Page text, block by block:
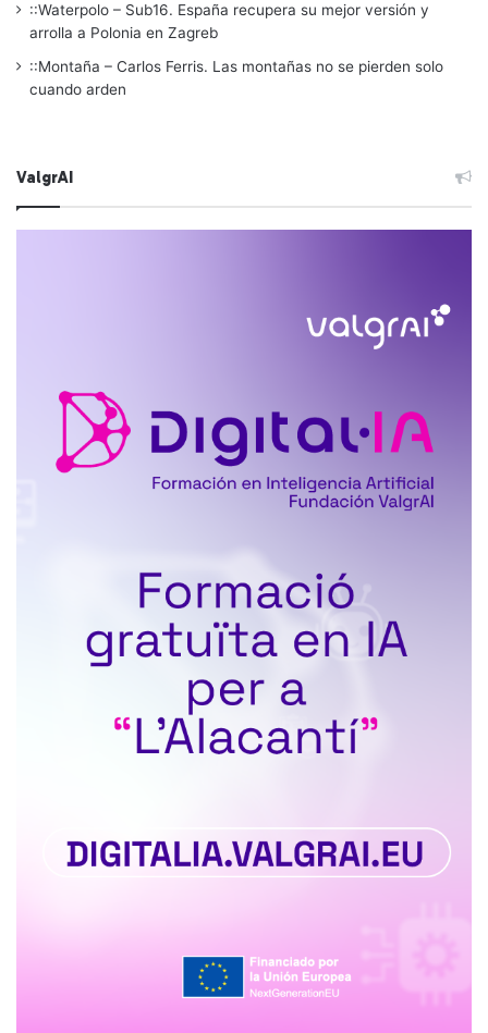
::Waterpolo – Sub16. España recupera su mejor versión y
arrolla a Polonia en Zagreb
::Montaña – Carlos Ferris. Las montañas no se pierden solo
cuando arden
ValgrAI